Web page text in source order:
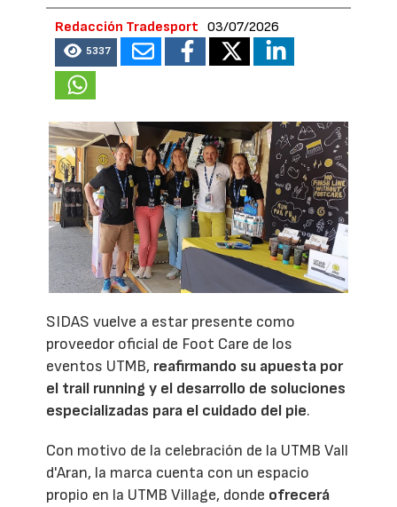
Redacción Tradesport 03/07/2026
5337
SIDAS vuelve a estar presente como
proveedor oficial de Foot Care de los
eventos UTMB, reafirmando su apuesta por
el trail running y el desarrollo de soluciones
especializadas para el cuidado del pie.
Con motivo de la celebración de la UTMB Vall
d'Aran, la marca cuenta con un espacio
propio en la UTMB Village, donde ofrecerá